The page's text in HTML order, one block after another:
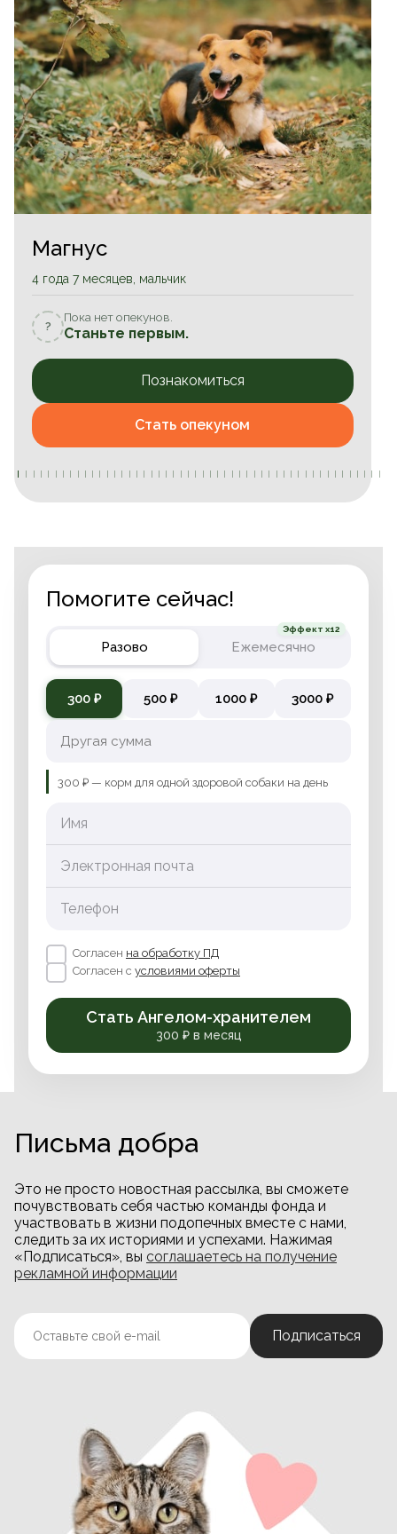
Магнус
4 года 7 месяцев, мальчик
?
Пока нет опекунов.
Станьте первым.
Познакомиться
Стать опекуном
Помогите сейчас!
Разово Ежемесячно
Эффект x12
300 ₽ 500 ₽ 1000 ₽ 3000 ₽
300 ₽ — корм для одной здоровой собаки на день
Имя
Электронная почта
Телефон
Согласен на обработку ПД
Согласен с условиями оферты
Стать Ангелом-хранителем
300 ₽ в месяц
Письма добра
Это не просто новостная рассылка, вы сможете
почувствовать себя частью команды фонда и
участвовать в жизни подопечных вместе с нами,
следить за их историями и успехами. Нажимая
«Подписаться», вы соглашаетесь на получение
рекламной информации